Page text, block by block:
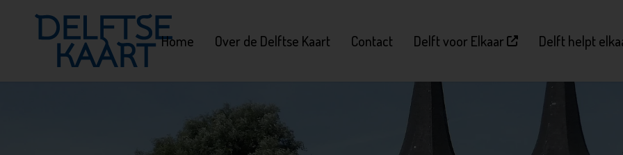
Home Over de Delftse Kaart Contact Delft voor Elkaar Delft helpt